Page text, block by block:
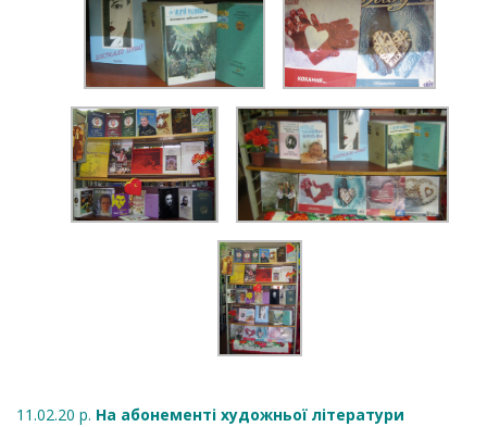
11.02.20 р. На абонементі художньої літератури